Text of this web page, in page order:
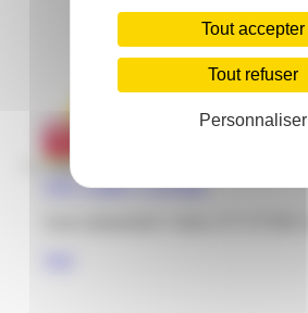
Tout accepter
Tout refuser
Personnaliser
Gifi | Collery | Cayenne